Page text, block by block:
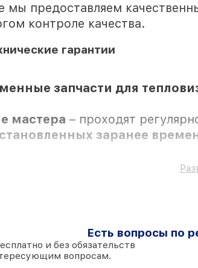
предоставляем
контроле качества.
гарантии
запчасти для
мастера – проходят
заранее
– на все виды работ и
проводятся в присутствии
Есть вопросы по
и без обязательств
вопросам.